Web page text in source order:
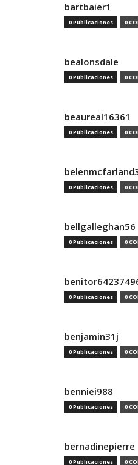
bartbaier1
0 Publicaciones 0
bealonsdale
0 Publicaciones 0
beaureal16361
0 Publicaciones 0
0 Publicaciones 0
bellgalleghan56
0 Publicaciones 0
0 Publicaciones 0
benjamin31j
0 Publicaciones 0
benniei988
0 Publicaciones 0
bernadinepierre
0 Publicaciones 0